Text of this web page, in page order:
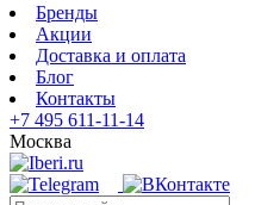
Бренды
Акции
Доставка и оплата
Блог
Контакты
+7 495 611-11-14
Москва